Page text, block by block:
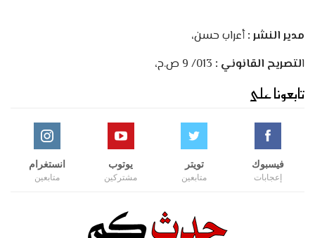
مدير النشر :أعراب حسن،
التصريح القانوني :
تابعونا على
فيسبوك
إعجابات
تويتر
متابعين
يوتوب
مشتركين
انستغرام
متابعين